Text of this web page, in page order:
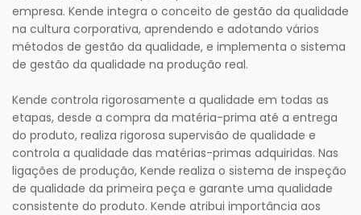
empresa. Kende integra o conceito de gestão da qualidade
na cultura corporativa, aprendendo e adotando vários
métodos de gestão da qualidade, e implementa o sistema
de gestão da qualidade na produção real.
Kende controla rigorosamente a qualidade em todas as
etapas, desde a compra da matéria-prima até a entrega
do produto, realiza rigorosa supervisão de qualidade e
controla a qualidade das matérias-primas adquiridas. Nas
ligações de produção, Kende realiza o sistema de inspeção
de qualidade da primeira peça e garante uma qualidade
consistente do produto. Kende atribui importância aos